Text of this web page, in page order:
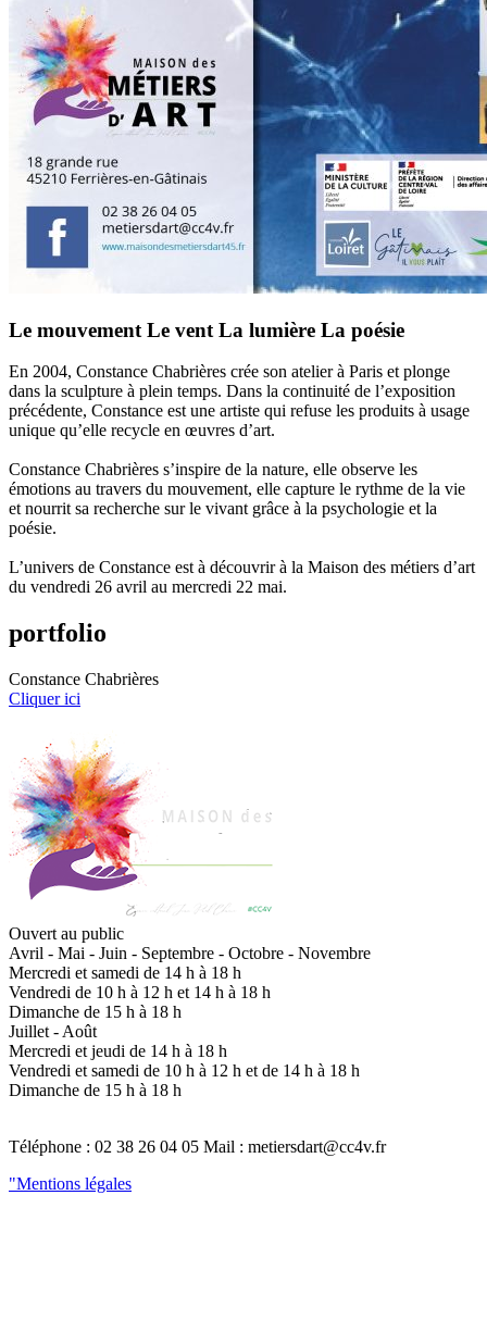
Le mouvement Le vent La lumière La poésie
En 2004, Constance Chabrières crée son atelier à Paris et plonge
dans la sculpture à plein temps. Dans la continuité de l’exposition
précédente, Constance est une artiste qui refuse les produits à usage
unique qu’elle recycle en œuvres d’art.
Constance Chabrières s’inspire de la nature, elle observe les
émotions au travers du mouvement, elle capture le rythme de la vie
et nourrit sa recherche sur le vivant grâce à la psychologie et la
poésie.
L’univers de Constance est à découvrir à la Maison des métiers d’art
du vendredi 26 avril au mercredi 22 mai.
portfolio
Constance Chabrières
Cliquer ici
Ouvert au public
Avril - Mai - Juin - Septembre - Octobre - Novembre
Mercredi et samedi de 14 h à 18 h
Vendredi de 10 h à 12 h et 14 h à 18 h
Dimanche de 15 h à 18 h
Juillet - Août
Mercredi et jeudi de 14 h à 18 h
Vendredi et samedi de 10 h à 12 h et de 14 h à 18 h
Dimanche de 15 h à 18 h
Téléphone : 02 38 26 04 05 Mail : metiersdart@cc4v.fr
"Mentions légales